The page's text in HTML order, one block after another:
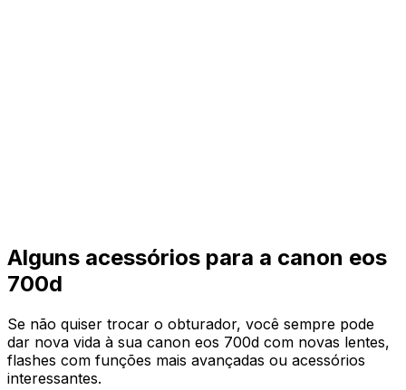
Alguns acessórios para a canon eos
700d
Se não quiser trocar o obturador, você sempre pode
dar nova vida à sua canon eos 700d com novas lentes,
flashes com funções mais avançadas ou acessórios
interessantes.